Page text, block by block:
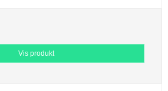
Vis produkt